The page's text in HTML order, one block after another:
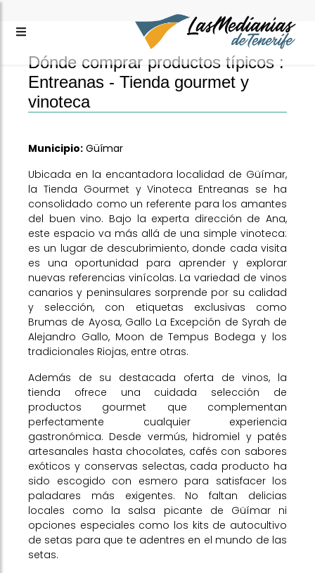
Dónde comprar productos típicos :
Entreanas - Tienda gourmet y
vinoteca
Municipio: Güímar
Ubicada en la encantadora localidad de Güímar,
la Tienda Gourmet y Vinoteca Entreanas se ha
consolidado como un referente para los amantes
del buen vino. Bajo la experta dirección de Ana,
este espacio va más allá de una simple vinoteca:
es un lugar de descubrimiento, donde cada visita
es una oportunidad para aprender y explorar
nuevas referencias vinícolas. La variedad de vinos
canarios y peninsulares sorprende por su calidad
y selección, con etiquetas exclusivas como
Brumas de Ayosa, Gallo La Excepción de Syrah de
Alejandro Gallo, Moon de Tempus Bodega y los
tradicionales Riojas, entre otras.
Además de su destacada oferta de vinos, la
tienda ofrece una cuidada selección de
productos gourmet que complementan
perfectamente cualquier experiencia
gastronómica. Desde vermús, hidromiel y patés
artesanales hasta chocolates, cafés con sabores
exóticos y conservas selectas, cada producto ha
sido escogido con esmero para satisfacer los
paladares más exigentes. No faltan delicias
locales como la salsa picante de Güímar ni
opciones especiales como los kits de autocultivo
de setas para que te adentres en el mundo de las
setas.